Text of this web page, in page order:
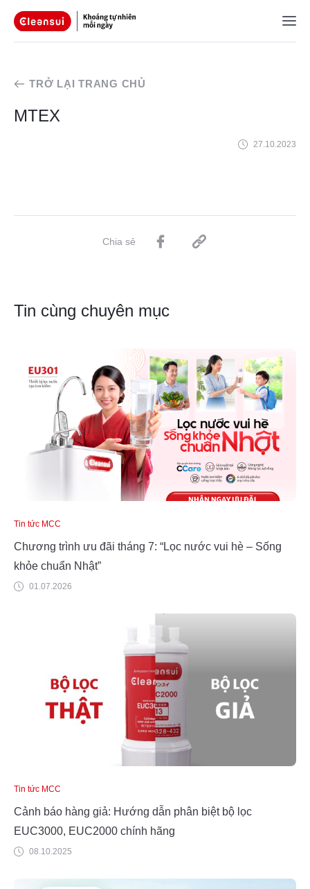
TRỞ LẠI TRANG CHỦ
MTEX
27.10.2023
Chia sẻ
Tin cùng chuyên mục
Tin tức MCC
Chương trình ưu đãi tháng 7: “Lọc nước vui hè – Sống
khỏe chuẩn Nhật”
01.07.2026
Tin tức MCC
Cảnh báo hàng giả: Hướng dẫn phân biệt bộ lọc
EUC3000, EUC2000 chính hãng
08.10.2025